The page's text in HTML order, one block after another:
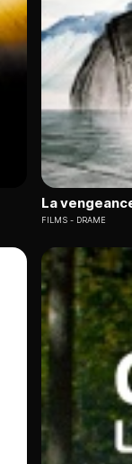
La
FILMS DRAME